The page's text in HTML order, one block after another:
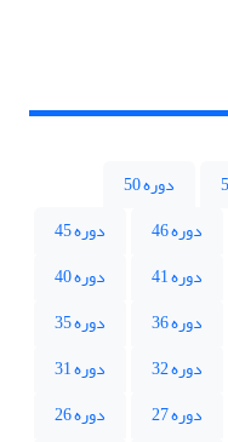
دوره 50
دوره 46
دوره 45
دوره 41
دوره 40
دوره 36
دوره 35
دوره 32
دوره 31
دوره 27
دوره 26